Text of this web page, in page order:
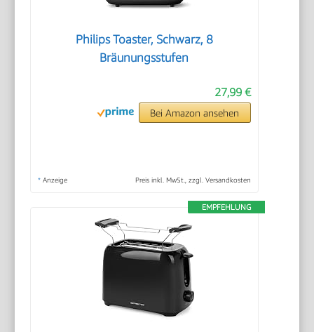
Philips Toaster, Schwarz, 8
Bräunungsstufen
27,99 €
Bei Amazon ansehen
* Anzeige Preis inkl. MwSt., zzgl. Versandkosten
EMPFEHLUNG